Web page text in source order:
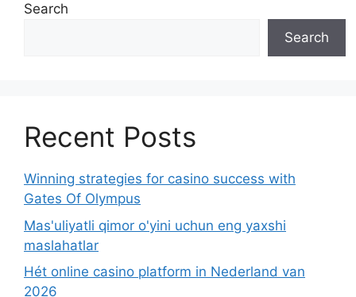
Search
Search
Recent Posts
Winning strategies for casino success with
Gates Of Olympus
Mas'uliyatli qimor o'yini uchun eng yaxshi
maslahatlar
Hét online casino platform in Nederland van
2026